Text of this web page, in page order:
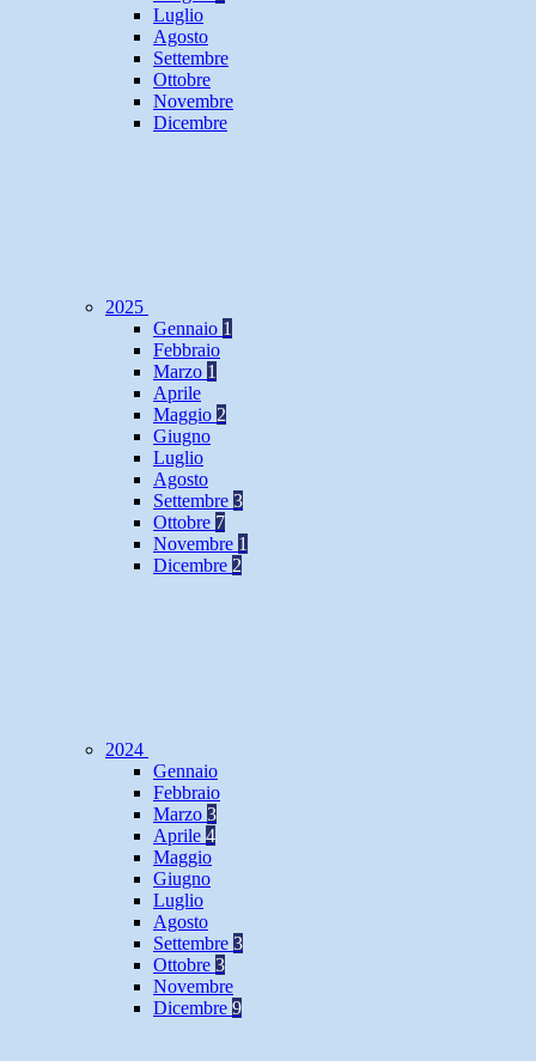
Luglio
Agosto
Settembre
Ottobre
Novembre
Dicembre
2025
Gennaio 1
Febbraio
Marzo 1
Aprile
Maggio 2
Giugno
Luglio
Agosto
Settembre 3
Ottobre 7
Novembre 1
Dicembre 2
2024
Gennaio
Febbraio
Marzo 3
Aprile 4
Maggio
Giugno
Luglio
Agosto
Settembre 3
Ottobre 3
Novembre
Dicembre 9